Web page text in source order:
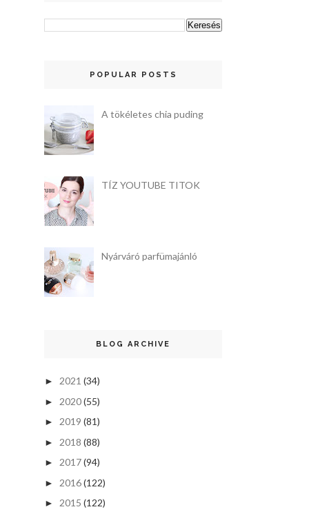
POPULAR POSTS
A tökéletes chia puding
TÍZ YOUTUBE TITOK
Nyárváró parfümajánló
BLOG ARCHIVE
► 2021 (34)
► 2020(55)
► 2019 (81)
► 2018 (88)
► 2017(94)
► 2016(122)
► 2015 (122)